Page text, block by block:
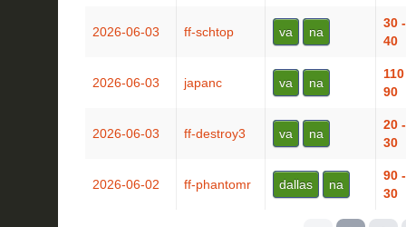
2026-06-03 ff-schtop va na
30 -
40
2026-06-03 japanc va na
90
2026-06-03 ff-destroy3 va na
20 -
30
2026-06-02 ff-phantomr dallas na
90 -
30